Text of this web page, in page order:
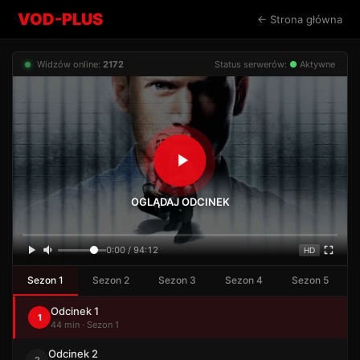
VOD-PLUS ← Strona główna
Widzów online: 2172 Status serwerów: ● Aktywne
OGLĄDAJ ODCINEK
0:00 / 94:12 HD
Sezon 1 Sezon 2 Sezon 3 Sezon 4 Sezon 5
1 Odcinek 1
44 min · Sezon 1
Odcinek 2